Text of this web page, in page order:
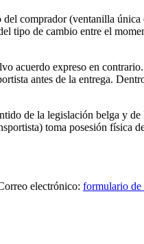
comprador (ventanilla
tipo de cambio entre el
acuerdo expreso en
antes de la entrega.
de la legislación belga y
toma posesión física
electrónico: formulario de